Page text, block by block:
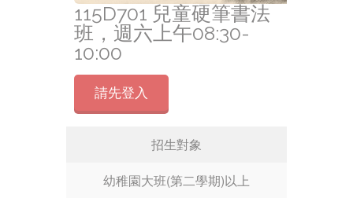
115D701 兒童硬筆書法
班，週六上午08:30-
10:00
請先登入
招生對象
幼稚園大班(第二學期)以上